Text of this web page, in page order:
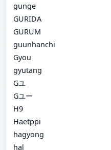
gunge
GURIDA
GURUM
guunhanchi
Gyou
gyutang
Gユ
Gユー
H9
Haetppi
hagyong
hal